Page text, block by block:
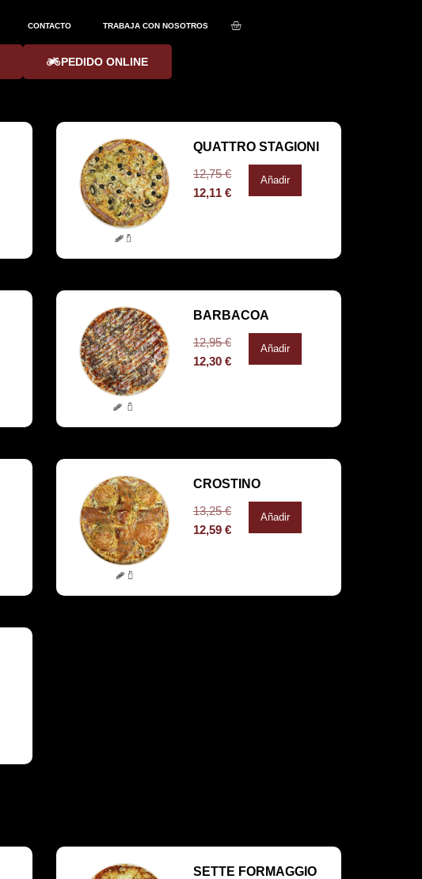
CONTACTO TRABAJA CON NOSOTROS
PEDIDO ONLINE
QUATTRO STAGIONI
12,75€
12,11 €
Añadir
BARBACOA
12,95€
12,30 €
Añadir
CROSTINO
13,25€
12,59 €
Añadir
SETTE FORMAGGIO